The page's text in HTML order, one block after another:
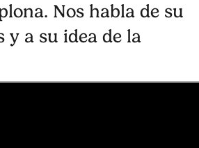
Nos habla de su
y a su idea de la